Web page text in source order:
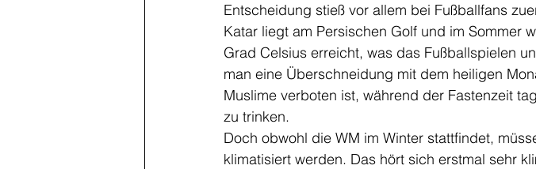
Entscheidung stieß vor allem bei Fußballfans
Katar liegt am Persischen Golf und im Sommer
Grad Celsius erreicht, was das Fußballspielen
man eine Überschneidung mit dem heiligen
Muslime verboten ist, während der Fastenzeit
zu trinken.
Doch obwohl die WM im Winter stattfindet,
klimatisiert werden. Das hört sich erstmal sehr